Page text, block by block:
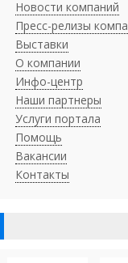
Новости компаний
Пресс-релизы
Выставки
О компании
Инфо-центр
Наши партнеры
Услуги портала
Помощь
Вакансии
Контакты